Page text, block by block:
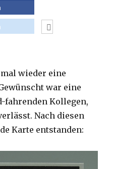
wieder eine
war eine
fahrenden Kollegen,
Nach diesen
Karte entstanden: